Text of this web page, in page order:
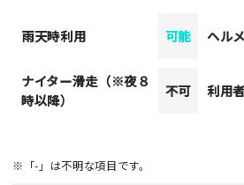
雨天時利用 可能 ヘル
ナイター滑走（※夜８
時以降）
不可 利用
※「-」は不明な項目です。